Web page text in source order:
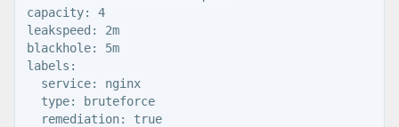
capacity: 4
leakspeed: 2m
blackhole: 5m
labels:
  service: nginx
  type: bruteforce
  remediation: true